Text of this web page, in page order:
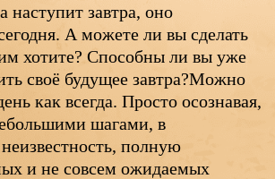
наступит завтра, оно
А можете ли вы сделать
хотите? Способны ли вы уже
своё будущее завтра?Можно
как всегда. Просто осознавая,
шагами, в
полную
и не совсем ожидаемых